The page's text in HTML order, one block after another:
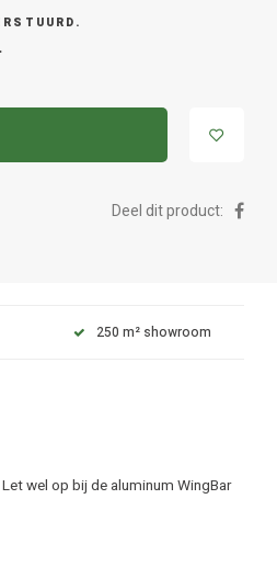
Deel dit product:
250 m² showroom
wel op bij de aluminum WingBar